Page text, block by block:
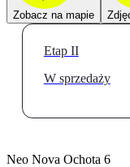
Zobacz na mapie
Etap II
W sprzedaży
Neo Nova Ochota 6